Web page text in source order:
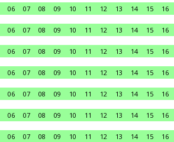
06 07 08 09 10 11 12 13 14 15 16
06 07 08 09 10 11 12 13 14 15 16
06 07 08 09 10 11 12 13 14 15 16
06 07 08 09 10 11 12 13 14 15 16
06 07 08 09 10 11 12 13 14 15 16
06 07 08 09 10 11 12 13 14 15 16
06 07 08 09 10 11 12 13 14 15 16